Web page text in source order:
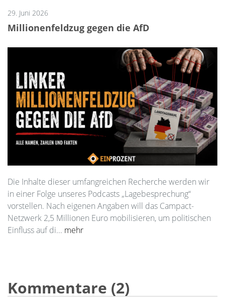
29. Juni 2026
Millionenfeldzug gegen die AfD
Die Inhalte dieser umfangreichen Recherche werden wir
in einer Folge unseres Podcasts „Lagebesprechung“
vorstellen. Nach eigenen Angaben will das Campact-
Netzwerk 2,5 Millionen Euro mobilisieren, um politischen
Einfluss auf di... mehr
Kommentare (2)